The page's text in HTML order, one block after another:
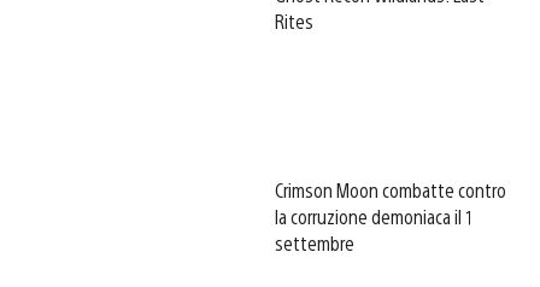
Rites
Crimson Moon combatte contro
la corruzione demoniaca il 1
settembre